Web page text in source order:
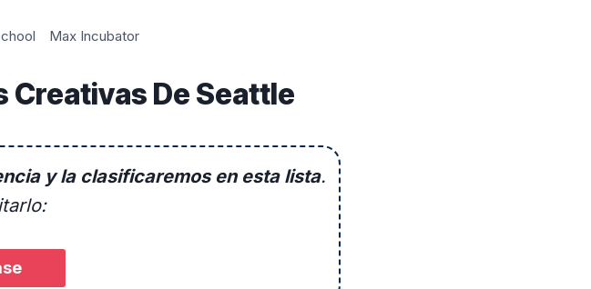
Max Incubator
Creativas De Seattle
y la clasificaremos en esta lista.